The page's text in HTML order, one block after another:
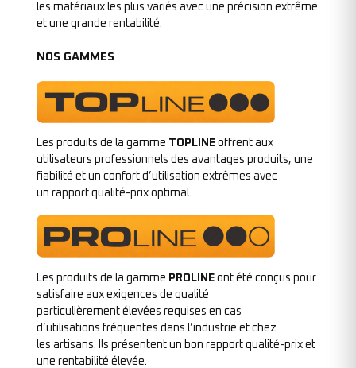
les matériaux les plus variés avec une précision extrême
et une grande rentabilité.
NOS GAMMES
Les produits de la gamme TOPLINE offrent aux
utilisateurs professionnels des avantages produits, une
fiabilité et un confort d’utilisation extrêmes avec
un rapport qualité-prix optimal.
Les produits de la gamme PROLINE ont été conçus pour
satisfaire aux exigences de qualité
particulièrement élevées requises en cas
d’utilisations fréquentes dans l’industrie et chez
les artisans. Ils présentent un bon rapport qualité-prix et
une rentabilité élevée.